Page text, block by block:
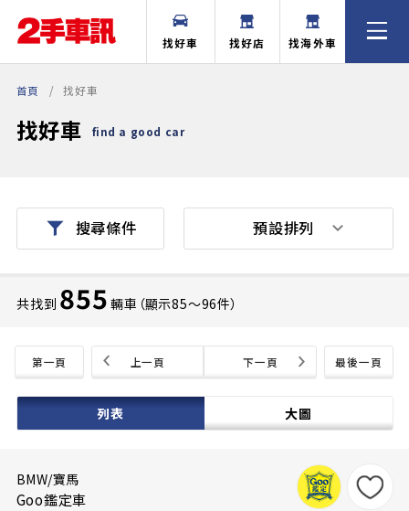
找好車 找好店 找海外車
首頁 找好車
找好車 find a good car
搜尋條件
共找到 855 輛車（顯示85〜96件）
第一頁 最後一頁
上一頁 下一頁
列表 大圖
預設排列
BMW/寶馬
Goo鑑定車